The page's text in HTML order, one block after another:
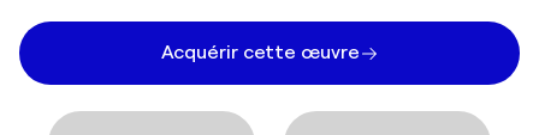
Acquérir cette œuvre